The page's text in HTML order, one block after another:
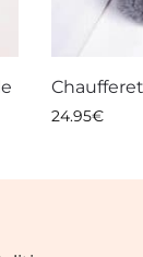
24.95€